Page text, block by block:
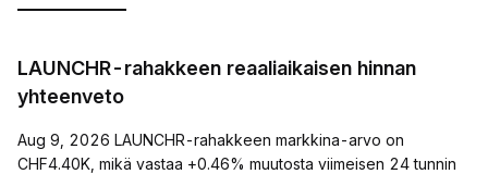
LAUNCHR-rahakkeen reaaliaikaisen hinnan
yhteenveto
Aug 9, 2026 LAUNCHR-rahakkeen markkina-arvo on
CHF4.40K, mikä vastaa +0.46% muutosta viimeisen 24 tunnin